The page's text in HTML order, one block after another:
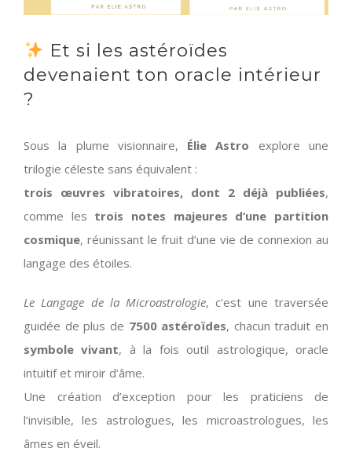
Et si les astéroïdes
devenaient ton oracle intérieur
?
Sous la plume visionnaire, Élie Astro explore une
trilogie céleste sans équivalent :
trois œuvres vibratoires, dont 2 déjà publiées,
comme les trois notes majeures d’une partition
cosmique, réunissant le fruit d’une vie de connexion au
langage des étoiles.
Le Langage de la Microastrologie, c’est une traversée
guidée de plus de 7500 astéroïdes, chacun traduit en
symbole vivant, à la fois outil astrologique, oracle
intuitif et miroir d’âme.
Une création d’exception pour les praticiens de
l’invisible, les astrologues, les microastrologues, les
âmes en éveil.